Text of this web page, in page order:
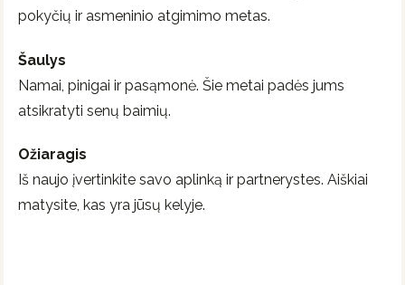
pokyčių ir asmeninio atgimimo metas.
Šaulys
Namai, pinigai ir pasąmonė. Šie metai padės jums
atsikratyti senų baimių.
Ožiaragis
Iš naujo įvertinkite savo aplinką ir partnerystes. Aiškiai
matysite, kas yra jūsų kelyje.